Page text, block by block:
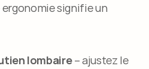
signifie un
lombaire – ajustez le